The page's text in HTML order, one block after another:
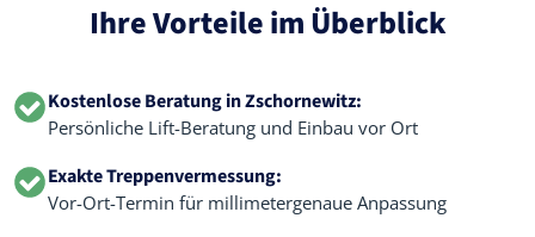
Ihre Vorteile im Überblick
Kostenlose Beratung in Zschornewitz:
Persönliche Lift-Beratung und Einbau vor Ort
Exakte Treppenvermessung:
Vor-Ort-Termin für millimetergenaue Anpassung